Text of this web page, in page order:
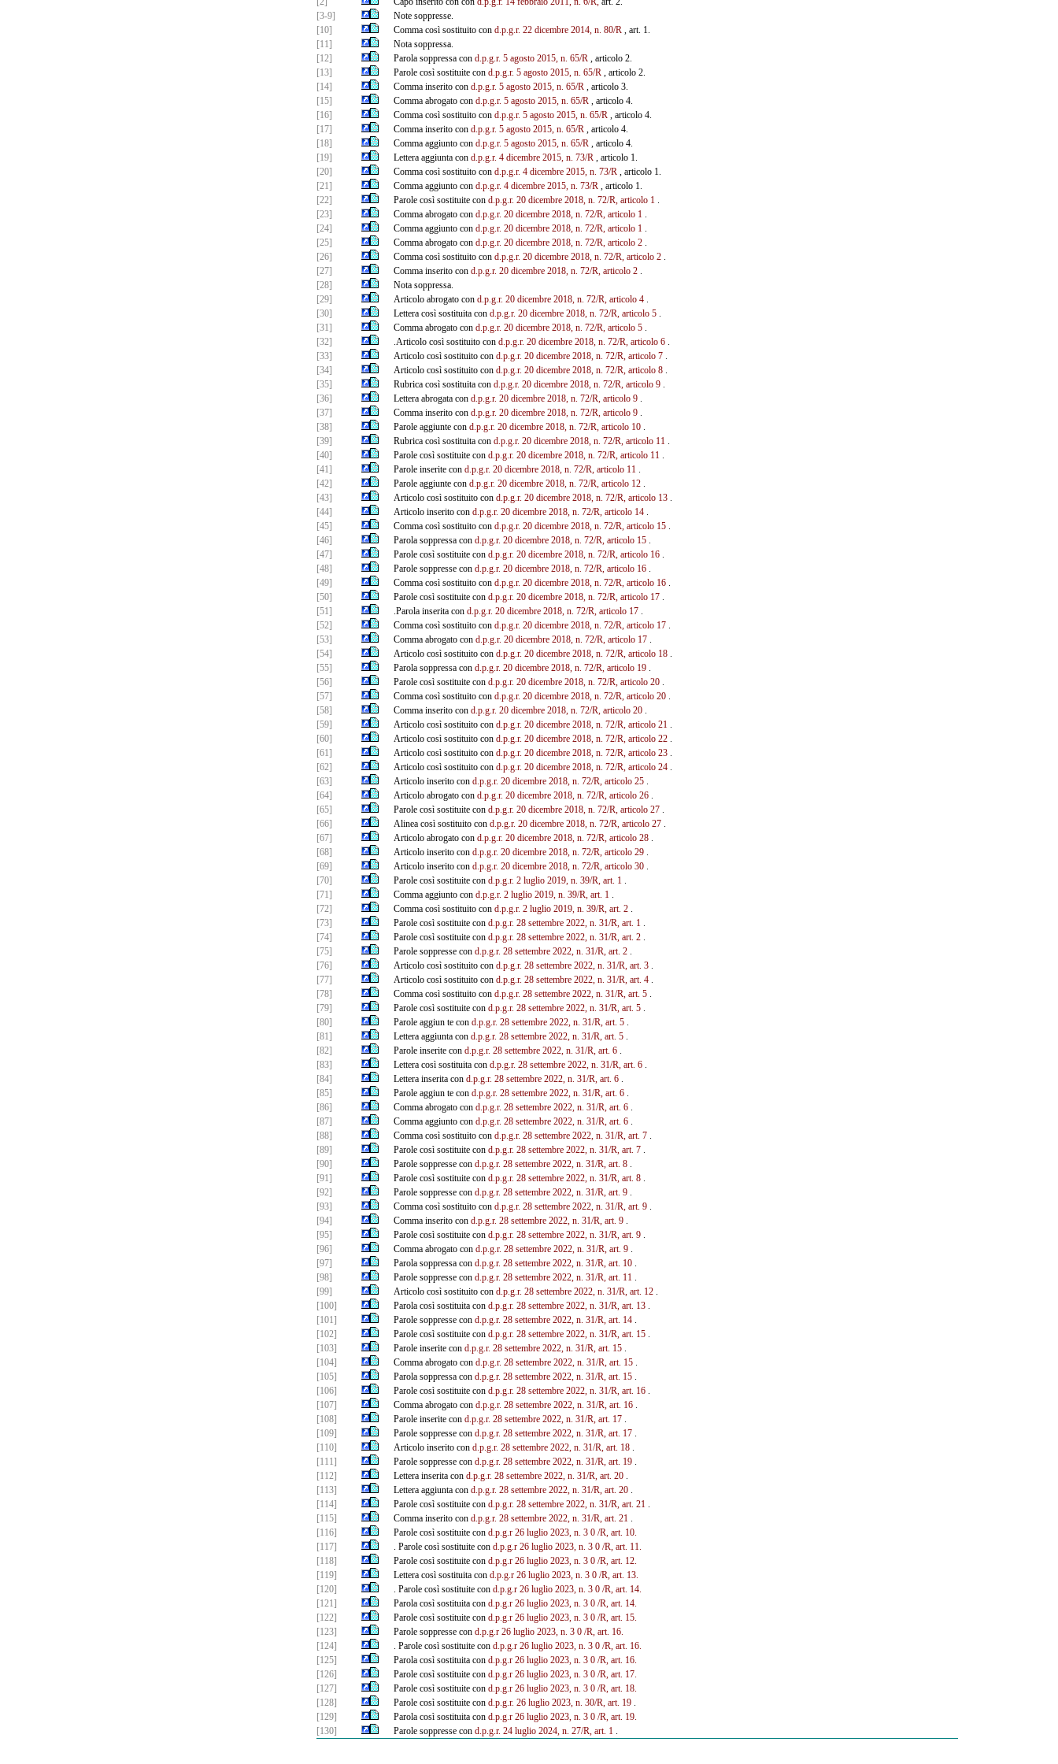
[3-9]
Note soppresse.
[10]
Comma così sostituito con d.p.g.r. 22 dicembre 2014, n. 80/R, art. 1.
[11]
Nota soppressa.
[12]
Parola soppressa con d.p.g.r. 5 agosto 2015, n. 65/R, articolo 2.
[13]
Parole così sostituite con d.p.g.r. 5 agosto 2015, n. 65/R, articolo 2.
[14]
Comma inserito con d.p.g.r. 5 agosto 2015, n. 65/R, articolo 3.
[15]
Comma abrogato con d.p.g.r. 5 agosto 2015, n. 65/R, articolo 4.
[16]
Comma così sostituito con d.p.g.r. 5 agosto 2015, n. 65/R, articolo 4.
[17]
Comma inserito con d.p.g.r. 5 agosto 2015, n. 65/R, articolo 4.
[18]
Comma aggiunto con d.p.g.r. 5 agosto 2015, n. 65/R, articolo 4.
[19]
Lettera aggiunta con d.p.g.r. 4 dicembre 2015, n. 73/R, articolo 1.
[20]
Comma così sostituito con d.p.g.r. 4 dicembre 2015, n. 73/R, articolo 1.
[21]
Comma aggiunto con d.p.g.r. 4 dicembre 2015, n. 73/R, articolo 1.
[22]
Parole così sostituite con d.p.g.r. 20 dicembre 2018, n. 72/R, articolo 1.
[23]
Comma abrogato con d.p.g.r. 20 dicembre 2018, n. 72/R, articolo 1.
[24]
Comma aggiunto con d.p.g.r. 20 dicembre 2018, n. 72/R, articolo 1.
[25]
Comma abrogato con d.p.g.r. 20 dicembre 2018, n. 72/R, articolo 2.
[26]
Comma così sostituito con d.p.g.r. 20 dicembre 2018, n. 72/R, articolo 2.
[27]
Comma inserito con d.p.g.r. 20 dicembre 2018, n. 72/R, articolo 2.
[28]
Nota soppressa.
[29]
Articolo abrogato con d.p.g.r. 20 dicembre 2018, n. 72/R, articolo 4.
[30]
Lettera così sostituita con d.p.g.r. 20 dicembre 2018, n. 72/R, articolo 5.
[31]
Comma abrogato con d.p.g.r. 20 dicembre 2018, n. 72/R, articolo 5.
[32]
.Articolo così sostituito con d.p.g.r. 20 dicembre 2018, n. 72/R, articolo 6.
[33]
Articolo così sostituito con d.p.g.r. 20 dicembre 2018, n. 72/R, articolo 7.
[34]
Articolo così sostituito con d.p.g.r. 20 dicembre 2018, n. 72/R, articolo 8.
[35]
Rubrica così sostituita con d.p.g.r. 20 dicembre 2018, n. 72/R, articolo 9.
[36]
Lettera abrogata con d.p.g.r. 20 dicembre 2018, n. 72/R, articolo 9.
[37]
Comma inserito con d.p.g.r. 20 dicembre 2018, n. 72/R, articolo 9.
[38]
Parole aggiunte con d.p.g.r. 20 dicembre 2018, n. 72/R, articolo 10.
[39]
Rubrica così sostituita con d.p.g.r. 20 dicembre 2018, n. 72/R, articolo 11.
[40]
Parole così sostituite con d.p.g.r. 20 dicembre 2018, n. 72/R, articolo 11.
[41]
Parole inserite con d.p.g.r. 20 dicembre 2018, n. 72/R, articolo 11.
[42]
Parole aggiunte con d.p.g.r. 20 dicembre 2018, n. 72/R, articolo 12.
[43]
Articolo così sostituito con d.p.g.r. 20 dicembre 2018, n. 72/R, articolo 13.
[44]
Articolo inserito con d.p.g.r. 20 dicembre 2018, n. 72/R, articolo 14.
[45]
Comma così sostituito con d.p.g.r. 20 dicembre 2018, n. 72/R, articolo 15.
[46]
Parola soppressa con d.p.g.r. 20 dicembre 2018, n. 72/R, articolo 15.
[47]
Parole così sostituite con d.p.g.r. 20 dicembre 2018, n. 72/R, articolo 16.
[48]
Parole soppresse con d.p.g.r. 20 dicembre 2018, n. 72/R, articolo 16.
[49]
Comma così sostituito con d.p.g.r. 20 dicembre 2018, n. 72/R, articolo 16.
[50]
Parole così sostituite con d.p.g.r. 20 dicembre 2018, n. 72/R, articolo 17.
[51]
.Parola inserita con d.p.g.r. 20 dicembre 2018, n. 72/R, articolo 17.
[52]
Comma così sostituito con d.p.g.r. 20 dicembre 2018, n. 72/R, articolo 17.
[53]
Comma abrogato con d.p.g.r. 20 dicembre 2018, n. 72/R, articolo 17.
[54]
Articolo così sostituito con d.p.g.r. 20 dicembre 2018, n. 72/R, articolo 18.
[55]
Parola soppressa con d.p.g.r. 20 dicembre 2018, n. 72/R, articolo 19.
[56]
Parole così sostituite con d.p.g.r. 20 dicembre 2018, n. 72/R, articolo 20.
[57]
Comma così sostituito con d.p.g.r. 20 dicembre 2018, n. 72/R, articolo 20.
[58]
Comma inserito con d.p.g.r. 20 dicembre 2018, n. 72/R, articolo 20.
[59]
Articolo così sostituito con d.p.g.r. 20 dicembre 2018, n. 72/R, articolo 21.
[60]
Articolo così sostituito con d.p.g.r. 20 dicembre 2018, n. 72/R, articolo 22.
[61]
Articolo così sostituito con d.p.g.r. 20 dicembre 2018, n. 72/R, articolo 23.
[62]
Articolo così sostituito con d.p.g.r. 20 dicembre 2018, n. 72/R, articolo 24.
[63]
Articolo inserito con d.p.g.r. 20 dicembre 2018, n. 72/R, articolo 25.
[64]
Articolo abrogato con d.p.g.r. 20 dicembre 2018, n. 72/R, articolo 26.
[65]
Parole così sostituite con d.p.g.r. 20 dicembre 2018, n. 72/R, articolo 27.
[66]
Alinea così sostituito con d.p.g.r. 20 dicembre 2018, n. 72/R, articolo 27.
[67]
Articolo abrogato con d.p.g.r. 20 dicembre 2018, n. 72/R, articolo 28.
[68]
Articolo inserito con d.p.g.r. 20 dicembre 2018, n. 72/R, articolo 29.
[69]
Articolo inserito con d.p.g.r. 20 dicembre 2018, n. 72/R, articolo 30.
[70]
Parole così sostituite con d.p.g.r. 2 luglio 2019, n. 39/R, art. 1.
[71]
Comma aggiunto con d.p.g.r. 2 luglio 2019, n. 39/R, art. 1.
[72]
Comma così sostituito con d.p.g.r. 2 luglio 2019, n. 39/R, art. 2.
[73]
Parole così sostituite con d.p.g.r. 28 settembre 2022, n. 31/R, art. 1.
[74]
Parole così sostituite con d.p.g.r. 28 settembre 2022, n. 31/R, art. 2.
[75]
Parole soppresse con d.p.g.r. 28 settembre 2022, n. 31/R, art. 2.
[76]
Articolo così sostituito con d.p.g.r. 28 settembre 2022, n. 31/R, art. 3.
[77]
Articolo così sostituito con d.p.g.r. 28 settembre 2022, n. 31/R, art. 4.
[78]
Comma così sostituito con d.p.g.r. 28 settembre 2022, n. 31/R, art. 5.
[79]
Parole così sostituite con d.p.g.r. 28 settembre 2022, n. 31/R, art. 5.
[80]
Parole aggiun te con d.p.g.r. 28 settembre 2022, n. 31/R, art. 5.
[81]
Lettera aggiunta con d.p.g.r. 28 settembre 2022, n. 31/R, art. 5.
[82]
Parole inserite con d.p.g.r. 28 settembre 2022, n. 31/R, art. 6.
[83]
Lettera così sostituita con d.p.g.r. 28 settembre 2022, n. 31/R, art. 6.
[84]
Lettera inserita con d.p.g.r. 28 settembre 2022, n. 31/R, art. 6.
[85]
Parole aggiun te con d.p.g.r. 28 settembre 2022, n. 31/R, art. 6.
[86]
Comma abrogato con d.p.g.r. 28 settembre 2022, n. 31/R, art. 6.
[87]
Comma aggiunto con d.p.g.r. 28 settembre 2022, n. 31/R, art. 6.
[88]
Comma così sostituito con d.p.g.r. 28 settembre 2022, n. 31/R, art. 7.
[89]
Parole così sostituite con d.p.g.r. 28 settembre 2022, n. 31/R, art. 7.
[90]
Parole soppresse con d.p.g.r. 28 settembre 2022, n. 31/R, art. 8.
[91]
Parole così sostituite con d.p.g.r. 28 settembre 2022, n. 31/R, art. 8.
[92]
Parole soppresse con d.p.g.r. 28 settembre 2022, n. 31/R, art. 9.
[93]
Comma così sostituito con d.p.g.r. 28 settembre 2022, n. 31/R, art. 9.
[94]
Comma inserito con d.p.g.r. 28 settembre 2022, n. 31/R, art. 9.
[95]
Parole così sostituite con d.p.g.r. 28 settembre 2022, n. 31/R, art. 9.
[96]
Comma abrogato con d.p.g.r. 28 settembre 2022, n. 31/R, art. 9.
[97]
Parola soppressa con d.p.g.r. 28 settembre 2022, n. 31/R, art. 10.
[98]
Parole soppresse con d.p.g.r. 28 settembre 2022, n. 31/R, art. 11.
[99]
Articolo così sostituito con d.p.g.r. 28 settembre 2022, n. 31/R, art. 12.
[100]
Parola così sostituita con d.p.g.r. 28 settembre 2022, n. 31/R, art. 13.
[101]
Parole soppresse con d.p.g.r. 28 settembre 2022, n. 31/R, art. 14.
[102]
Parole così sostituite con d.p.g.r. 28 settembre 2022, n. 31/R, art. 15.
[103]
Parole inserite con d.p.g.r. 28 settembre 2022, n. 31/R, art. 15.
[104]
Comma abrogato con d.p.g.r. 28 settembre 2022, n. 31/R, art. 15.
[105]
Parola soppressa con d.p.g.r. 28 settembre 2022, n. 31/R, art. 15.
[106]
Parole così sostituite con d.p.g.r. 28 settembre 2022, n. 31/R, art. 16.
[107]
Comma abrogato con d.p.g.r. 28 settembre 2022, n. 31/R, art. 16.
[108]
Parole inserite con d.p.g.r. 28 settembre 2022, n. 31/R, art. 17.
[109]
Parole soppresse con d.p.g.r. 28 settembre 2022, n. 31/R, art. 17.
[110]
Articolo inserito con d.p.g.r. 28 settembre 2022, n. 31/R, art. 18.
[111]
Parole soppresse con d.p.g.r. 28 settembre 2022, n. 31/R, art. 19.
[112]
Lettera inserita con d.p.g.r. 28 settembre 2022, n. 31/R, art. 20.
[113]
Lettera aggiunta con d.p.g.r. 28 settembre 2022, n. 31/R, art. 20.
[114]
Parole così sostituite con d.p.g.r. 28 settembre 2022, n. 31/R, art. 21.
[115]
Comma inserito con d.p.g.r. 28 settembre 2022, n. 31/R, art. 21.
[116]
Parole così sostituite con d.p.g.r 26 luglio 2023, n. 3 0 /R, art. 10.
[117]
. Parole così sostituite con d.p.g.r 26 luglio 2023, n. 3 0 /R, art. 11.
[118]
Parole così sostituite con d.p.g.r 26 luglio 2023, n. 3 0 /R, art. 12.
[119]
Lettera così sostituita con d.p.g.r 26 luglio 2023, n. 3 0 /R, art. 13.
[120]
. Parole così sostituite con d.p.g.r 26 luglio 2023, n. 3 0 /R, art. 14.
[121]
Parola così sostituita con d.p.g.r 26 luglio 2023, n. 3 0 /R, art. 14.
[122]
Parole così sostituite con d.p.g.r 26 luglio 2023, n. 3 0 /R, art. 15.
[123]
Parole soppresse con d.p.g.r 26 luglio 2023, n. 3 0 /R, art. 16.
[124]
. Parole così sostituite con d.p.g.r 26 luglio 2023, n. 3 0 /R, art. 16.
[125]
Parola così sostituita con d.p.g.r 26 luglio 2023, n. 3 0 /R, art. 16.
[126]
Parole così sostituite con d.p.g.r 26 luglio 2023, n. 3 0 /R, art. 17.
[127]
Parole così sostituite con d.p.g.r 26 luglio 2023, n. 3 0 /R, art. 18.
[128]
Parole così sostituite con d.p.g.r. 26 luglio 2023, n. 30/R, art. 19.
[129]
Parola così sostituita con d.p.g.r 26 luglio 2023, n. 3 0 /R, art. 19.
[130]
Parole soppresse con d.p.g.r. 24 luglio 2024, n. 27/R, art. 1.